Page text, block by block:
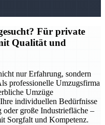
Für private
Qualität und
nur Erfahrung, sondern
professionelle Umzugsfirma
Umzüge
individuellen Bedürfnisse
große Industriefläche –
Sorgfalt und Kompetenz.